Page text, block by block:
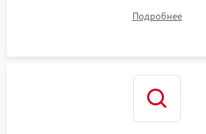
светодиода или микросхемы
платы от коррозии и нанесение
Подробнее